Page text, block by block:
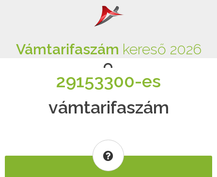
Vámtarifaszám kereső 2026
29153300-es
vámtarifaszám